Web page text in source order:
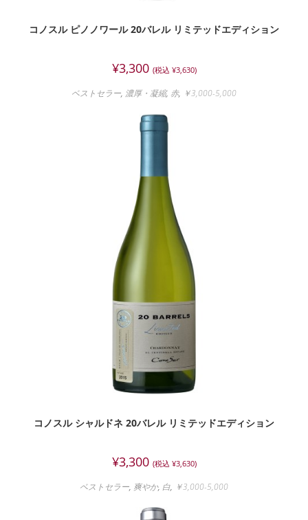
コノスル ピノノワール 20バレル リミテッドエディション
¥3,300 (税込 ¥3,630)
ベストセラー, 濃厚・凝縮, 赤, ￥3,000-5,000
コノスル シャルドネ 20バレル リミテッドエディション
¥3,300 (税込 ¥3,630)
ベストセラー, 爽やか, 白, ￥3,000-5,000